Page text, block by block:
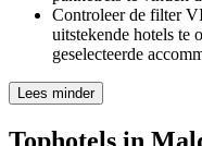
Controleer de filter
uitstekende hotels te
geselecteerde
Lees minder
Tophotels in